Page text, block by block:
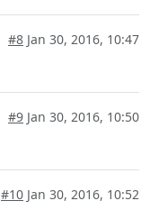
#8 Jan 30, 2016, 10:47
#9 Jan 30, 2016, 10:50
#10 Jan 30, 2016, 10:52